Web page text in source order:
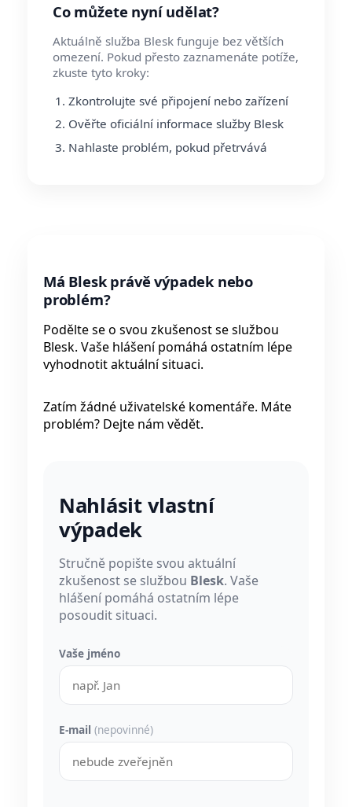
Co můžete nyní udělat?
Aktuálně služba Blesk funguje bez větších
omezení. Pokud přesto zaznamenáte potíže,
zkuste tyto kroky:
Zkontrolujte své připojení nebo zařízení
Ověřte oficiální informace služby Blesk
Nahlaste problém, pokud přetrvává
Má Blesk právě výpadek nebo
problém?
Podělte se o svou zkušenost se službou
Blesk. Vaše hlášení pomáhá ostatním lépe
vyhodnotit aktuální situaci.
Zatím žádné uživatelské komentáře. Máte
problém? Dejte nám vědět.
Nahlásit vlastní
výpadek
Stručně popište svou aktuální
zkušenost se službou Blesk. Vaše
hlášení pomáhá ostatním lépe
posoudit situaci.
Vaše jméno
E-mail (nepovinné)